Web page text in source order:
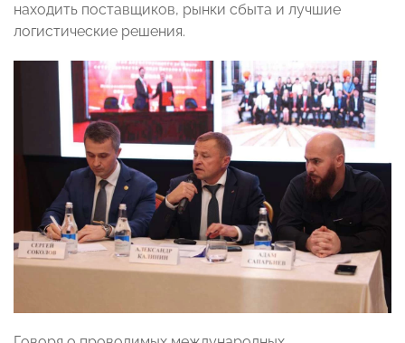
находить поставщиков, рынки сбыта и лучшие
логистические решения.